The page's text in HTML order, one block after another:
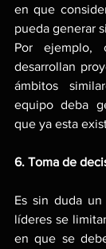
en que
pueda generar
Por ejemplo,
desarrollan
ámbitos
equipo deba
que ya esta
6. Toma de
Es sin duda
líderes se
en que se